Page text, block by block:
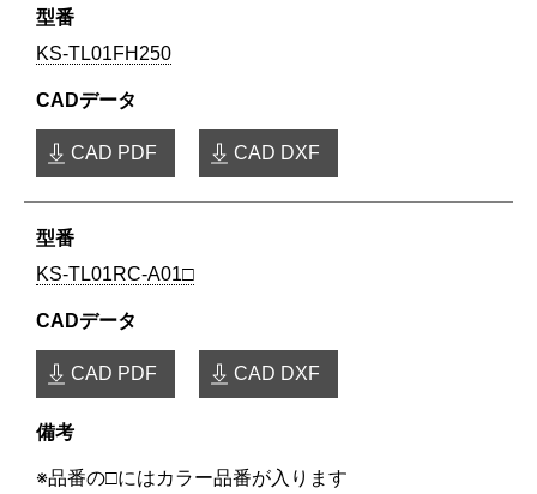
KS-TL01FH250
CAD PDF CAD DXF
KS-TL01RC-A01□
CAD PDF CAD DXF
※品番の□にはカラー品番が入ります